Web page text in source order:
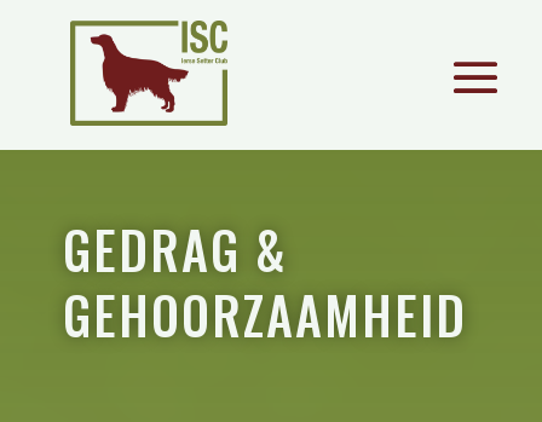
GEDRAG &
GEHOORZAAMHEID